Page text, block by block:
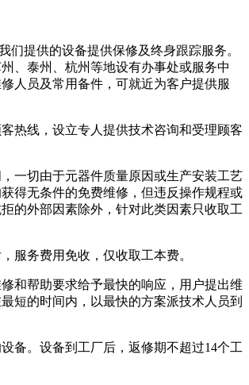
们提供的设备提供保修及终身跟踪服务。
、泰州、杭州等地设有办事处或服务中
人员及常用备件，可就近为客户提供服
热线，设立专人提供技术咨询和受理顾客
一切由于元器件质量原因或生产安装工艺
得无条件的免费维修，但违反操作规程或
的外部因素除外，针对此类因素只收取工
服务费用免收，仅收取工本费。
和帮助要求给予最快的响应，用户提出维
短的时间内，以最快的方案派技术人员到
备。设备到工厂后，返修期不超过14个工